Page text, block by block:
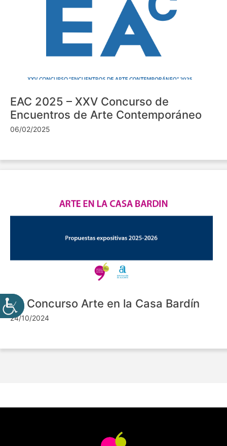
EAC 2025 – XXV Concurso de
Encuentros de Arte Contemporáneo
06/02/2025
VII Concurso Arte en la Casa Bardín
24/10/2024